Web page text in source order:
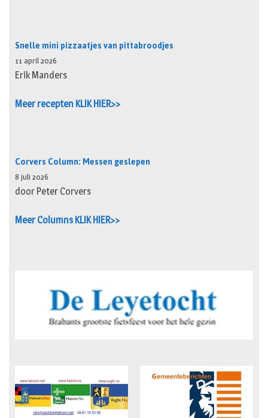
Snelle mini pizzaatjes van pittabroodjes
11 april 2026
Erik Manders
Meer recepten KLIK HIER>>
Corvers Column: Messen geslepen
8 juli 2026
door Peter Corvers
Meer Columns KLIK HIER>>